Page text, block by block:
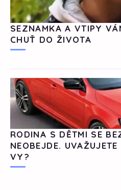
SEZNAMKA A VTIPY
CHUŤ DO ŽIVOTA
RODINA S DĚTMI SE
NEOBEJDE.
VY?